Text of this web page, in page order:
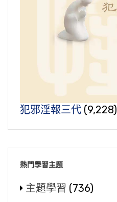
犯邪淫報三代 (9,228)
熱門學習主題
主題學習 (736)